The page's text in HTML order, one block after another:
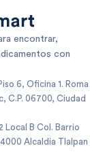
encontrar,
con
6, Oficina 1. Roma
C.P. 06700, Ciudad
Local B Col. Barrio
Alcaldia Tlalpan